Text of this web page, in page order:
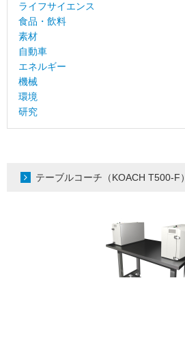
ライフサイエンス
食品・飲料
素材
自動車
エネルギー
機械
環境
研究
テーブルコーチ（KOACH T500-F）